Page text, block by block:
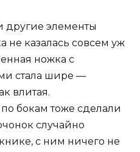
элементы
не казалась совсем уж
ножка с
стала шире —
влитая.
бокам тоже сделали
случайно
с ним ничего не